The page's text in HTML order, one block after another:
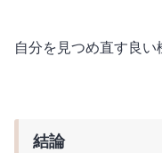
自分を見つめ直す良い
結論